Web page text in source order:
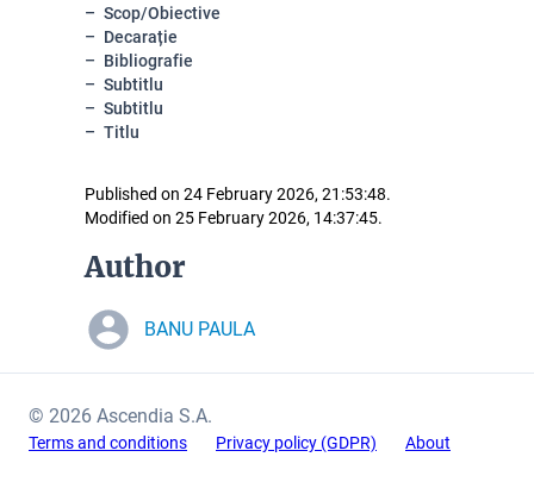
Scop/Obiective
Decarație
Bibliografie
Subtitlu
Subtitlu
Titlu
Published on 24 February 2026, 21:53:48.
Modified on 25 February 2026, 14:37:45.
Author
BANU PAULA
© 2026 Ascendia S.A.
Terms and conditions Privacy policy (GDPR) About